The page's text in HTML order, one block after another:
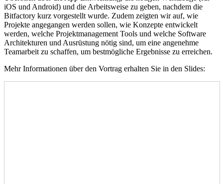
iOS und Android) und die Arbeitsweise zu geben, nachdem die
Bitfactory kurz vorgestellt wurde. Zudem zeigten wir auf, wie
Projekte angegangen werden sollen, wie Konzepte entwickelt
werden, welche Projektmanagement Tools und welche Software
Architekturen und Ausrüstung nötig sind, um eine angenehme
Teamarbeit zu schaffen, um bestmögliche Ergebnisse zu erreichen.
Mehr Informationen über den Vortrag erhalten Sie in den Slides: